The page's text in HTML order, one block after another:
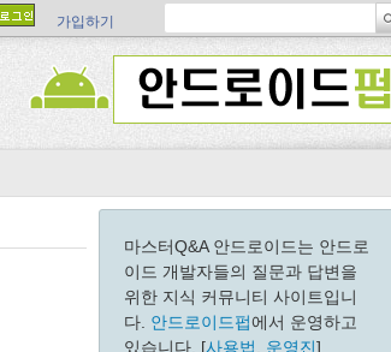
가입하기
마스터Q&A 안드로이드는 안드로
이드 개발자들의 질문과 답변을
위한 지식 커뮤니티 사이트입니
다. 안드로이드펍에서 운영하고
있습니다. [사용법 운영진]